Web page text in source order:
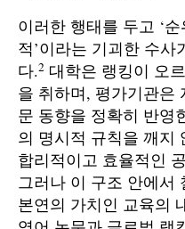
이러한 행태를 두고 ‘
적’이라는 기괴한 수
다.2 대학은 랭킹이 오
을 취하며, 평가기관은
문 동향을 정확히 반영
의 명시적 규칙을 깨지
합리적이고 효율적인
그러나 이 구조 안에서
본연의 가치인 교육의